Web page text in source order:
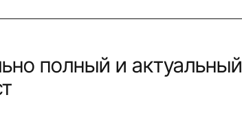
полный и актуальный